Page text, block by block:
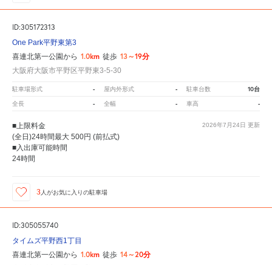
ID:305172313
One Park平野東第3
喜連北第一公園から 1.0km 徒歩 13～19分
大阪府大阪市平野区平野東3-5-30
駐車場形式 - 屋内外形式 - 駐車台数 10台
全長 - 全幅 - 車高 -
2026年7月24日 更新
■上限料金
(全日)24時間最大 500円 (前払式)
■入出庫可能時間
24時間
3人がお気に入りの駐車場
ID:305055740
タイムズ平野西1丁目
喜連北第一公園から 1.0km 徒歩 14～20分